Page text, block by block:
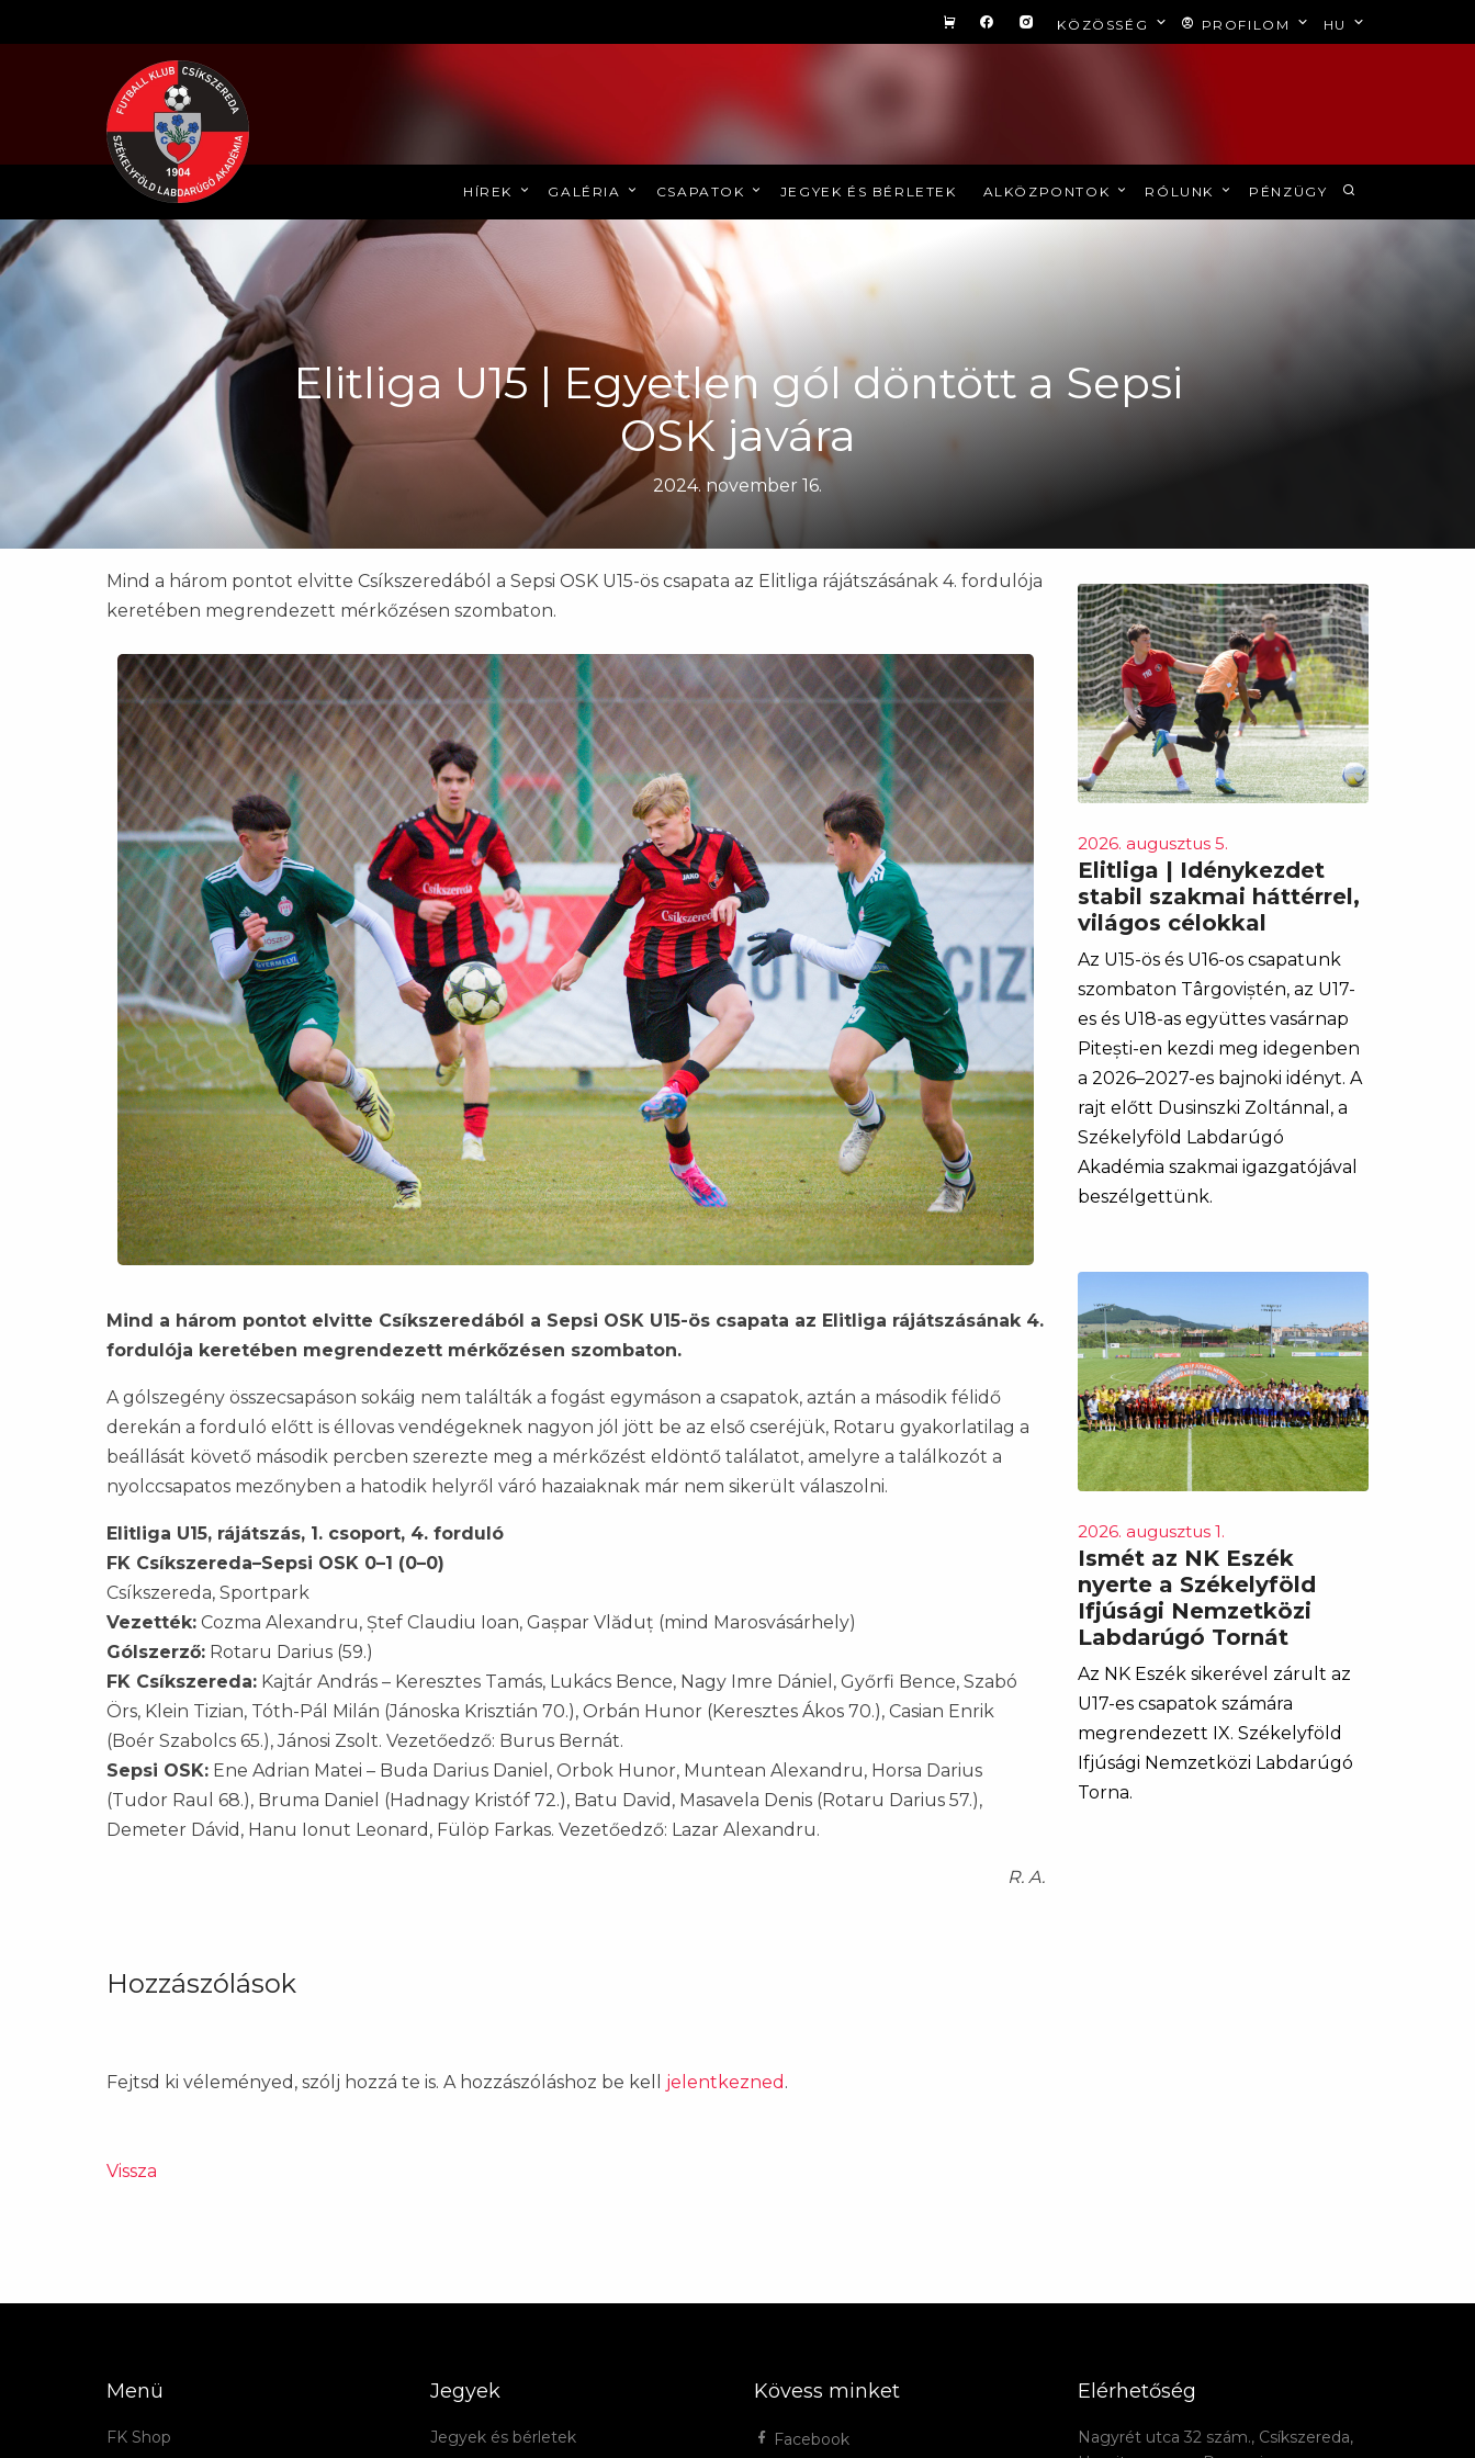
KÖZÖSSÉG PROFILOM HU
HÍREK GALÉRIA CSAPATOK JEGYEK ÉS BÉRLETEK ALKÖZPONTOK RÓLUNK PÉNZÜGY
Elitliga U15 | Egyetlen gól döntött a Sepsi
OSK javára
2024. november 16.
Mind a három pontot elvitte Csíkszeredából a Sepsi OSK U15-ös csapata az Elitliga rájátszásának 4. fordulója
keretében megrendezett mérkőzésen szombaton.
Mind a három pontot elvitte Csíkszeredából a Sepsi OSK U15-ös csapata az Elitliga rájátszásának 4.
fordulója keretében megrendezett mérkőzésen szombaton.
A gólszegény összecsapáson sokáig nem találták a fogást egymáson a csapatok, aztán a második félidő
derekán a forduló előtt is éllovas vendégeknek nagyon jól jött be az első cseréjük, Rotaru gyakorlatilag a
beállását követő második percben szerezte meg a mérkőzést eldöntő találatot, amelyre a találkozót a
nyolccsapatos mezőnyben a hatodik helyről váró hazaiaknak már nem sikerült válaszolni.
Elitliga U15, rájátszás, 1. csoport, 4. forduló
FK Csíkszereda–Sepsi OSK 0–1 (0–0)
Csíkszereda, Sportpark
Vezették: Cozma Alexandru, Ștef Claudiu Ioan, Gașpar Vlăduț (mind Marosvásárhely)
Gólszerző: Rotaru Darius (59.)
FK Csíkszereda: Kajtár András – Keresztes Tamás, Lukács Bence, Nagy Imre Dániel, Győrfi Bence, Szabó
Örs, Klein Tizian, Tóth-Pál Milán (Jánoska Krisztián 70.), Orbán Hunor (Keresztes Ákos 70.), Casian Enrik
(Boér Szabolcs 65.), Jánosi Zsolt. Vezetőedző: Burus Bernát.
Sepsi OSK: Ene Adrian Matei – Buda Darius Daniel, Orbok Hunor, Muntean Alexandru, Horsa Darius
(Tudor Raul 68.), Bruma Daniel (Hadnagy Kristóf 72.), Batu David, Masavela Denis (Rotaru Darius 57.),
Demeter Dávid, Hanu Ionut Leonard, Fülöp Farkas. Vezetőedző: Lazar Alexandru.
R. A.
2026. augusztus 5.
Elitliga | Idénykezdet
stabil szakmai háttérrel,
világos célokkal
Az U15-ös és U16-os csapatunk
szombaton Târgoviștén, az U17-
es és U18-as együttes vasárnap
Pitești-en kezdi meg idegenben
a 2026–2027-es bajnoki idényt. A
rajt előtt Dusinszki Zoltánnal, a
Székelyföld Labdarúgó
Akadémia szakmai igazgatójával
beszélgettünk.
2026. augusztus 1.
Ismét az NK Eszék
nyerte a Székelyföld
Ifjúsági Nemzetközi
Labdarúgó Tornát
Az NK Eszék sikerével zárult az
U17-es csapatok számára
megrendezett IX. Székelyföld
Ifjúsági Nemzetközi Labdarúgó
Torna.
Hozzászólások
Fejtsd ki véleményed, szólj hozzá te is. A hozzászóláshoz be kell jelentkezned .
Vissza
Menü
FK Shop
Jegyek
Jegyek és bérletek
Kövess minket
Facebook
Elérhetőség
Nagyrét utca 32 szám., Csíkszereda,